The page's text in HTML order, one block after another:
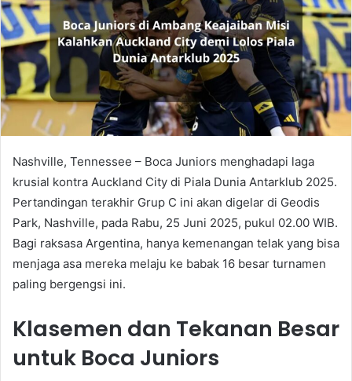
Nashville, Tennessee – Boca Juniors menghadapi laga
krusial kontra Auckland City di Piala Dunia Antarklub 2025.
Pertandingan terakhir Grup C ini akan digelar di Geodis
Park, Nashville, pada Rabu, 25 Juni 2025, pukul 02.00 WIB.
Bagi raksasa Argentina, hanya kemenangan telak yang bisa
menjaga asa mereka melaju ke babak 16 besar turnamen
paling bergengsi ini.
Klasemen dan Tekanan Besar
untuk Boca Juniors